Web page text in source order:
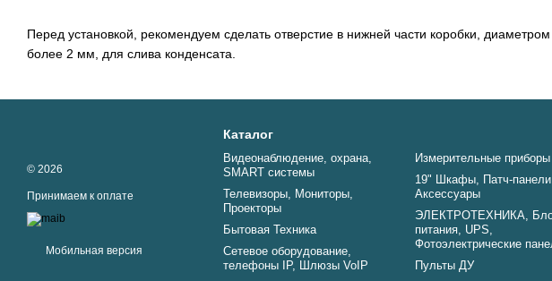
Перед установкой, рекомендуем сделать отверстие в нижней части коробки,
более 2 мм, для слива конденсата.
© 2026
Принимаем к оплате
Мобильная версия
Каталог
Видеонаблюдение, охрана,
SMART системы
Телевизоры, Мониторы,
Проекторы
Бытовая Техника
Сетевое оборудование,
телефоны IP, Шлюзы VoIP
Измерительные приборы
19" Шкафы, Патч-
Аксессуары
ЭЛЕКТРОТЕХНИКА,
питания, UPS,
Фотоэлектрические
Пульты ДУ